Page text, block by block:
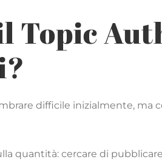
Topic
difficile inizialmente,
quantità: cercare di